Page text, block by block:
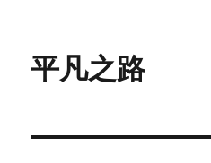
平凡之路